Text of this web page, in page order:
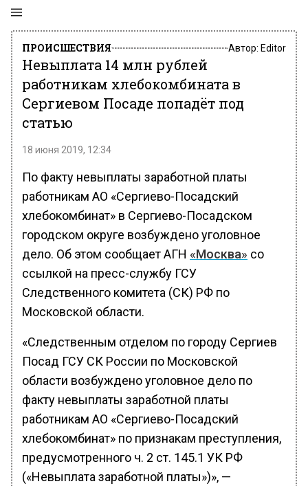
ПРОИСШЕСТВИЯ Автор: Editor
Невыплата 14 млн рублей
работникам хлебокомбината в
Сергиевом Посаде попадёт под
статью
18 июня 2019, 12:34
По факту невыплаты заработной платы
работникам АО «Сергиево-Посадский
хлебокомбинат» в Сергиево-Посадском
городском округе возбуждено уголовное
дело. Об этом сообщает АГН «Москва» со
ссылкой на пресс-службу ГСУ
Следственного комитета (СК) РФ по
Московской области.
«Следственным отделом по городу Сергиев
Посад ГСУ СК России по Московской
области возбуждено уголовное дело по
факту невыплаты заработной платы
работникам АО «Сергиево-Посадский
хлебокомбинат» по признакам преступления,
предусмотренного ч. 2 ст. 145.1 УК РФ
(«Невыплата заработной платы»)», —